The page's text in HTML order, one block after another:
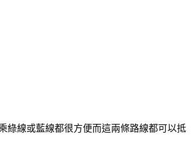
綠線或藍線都很方便而這兩條路線都可以抵